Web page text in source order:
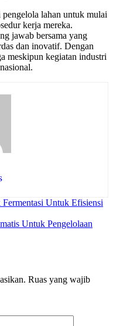
lahan untuk mulai
kerja mereka.
jawab bersama yang
dan inovatif. Dengan
meskipun kegiatan industri
Untuk Efisiensi
Untuk Pengelolaan
Ruas yang wajib